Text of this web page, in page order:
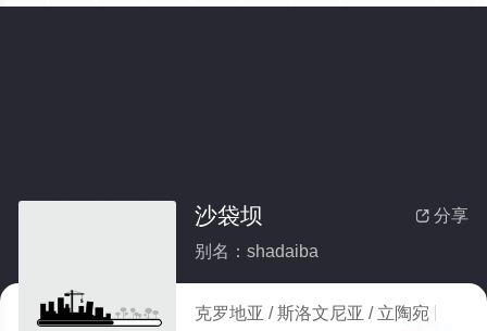
 分享
沙袋坝
别名：shadaiba
克罗地亚 / 斯洛文尼亚 / 立陶宛